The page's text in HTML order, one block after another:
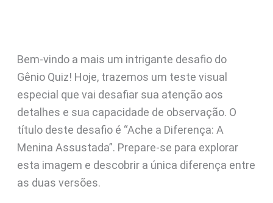
Bem-vindo a mais um intrigante desafio do
Gênio Quiz! Hoje, trazemos um teste visual
especial que vai desafiar sua atenção aos
detalhes e sua capacidade de observação. O
título deste desafio é “Ache a Diferença: A
Menina Assustada”. Prepare-se para explorar
esta imagem e descobrir a única diferença entre
as duas versões.